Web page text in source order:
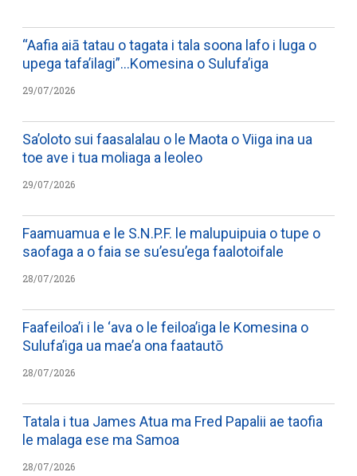
“Aafia aiā tatau o tagata i tala soona lafo i luga o
upega tafa’ilagi”…Komesina o Sulufa’iga
29/07/2026
Sa’oloto sui faasalalau o le Maota o Viiga ina ua
toe ave i tua moliaga a leoleo
29/07/2026
Faamuamua e le S.N.P.F. le malupuipuia o tupe o
saofaga a o faia se su’esu’ega faalotoifale
28/07/2026
Faafeiloa’i i le ‘ava o le feiloa’iga le Komesina o
Sulufa’iga ua mae’a ona faatautō
28/07/2026
Tatala i tua James Atua ma Fred Papalii ae taofia
le malaga ese ma Samoa
28/07/2026